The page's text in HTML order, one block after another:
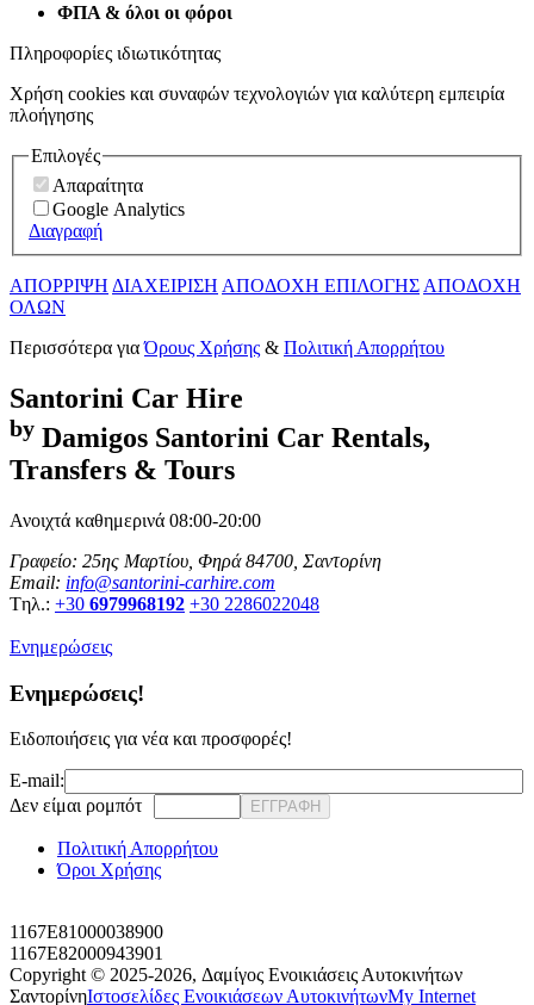
ΦΠΑ & όλοι οι φόροι
Πληροφορίες ιδιωτικότητας
Χρήση cookies και συναφών τεχνολογιών για καλύτερη εμπειρία
πλοήγησης
Επιλογές
Απαραίτητα
Google Analytics
Διαγραφή
ΑΠΟΡΡΙΨΗ ΔΙΑΧΕΙΡΙΣΗ ΑΠΟΔΟΧΗ ΕΠΙΛΟΓΗΣ ΑΠΟΔΟΧΗ
ΟΛΩΝ
Περισσότερα γιαΌρους Χρήσης & Πολιτική Απορρήτου
Santorini Car Hire
by Damigos Santorini Car Rentals,
Transfers & Tours
Ανοιχτά καθημερινά 08:00-20:00
Γραφείο: 25ης Μαρτίου, Φηρά 84700, Σαντορίνη
Email: info@santorini-carhire.com
Tηλ.: +30 6979968192 +30 2286022048
Ενημερώσεις
Ενημερώσεις!
Ειδοποιήσεις για νέα και προσφορές!
E-mail:
Δεν είμαι ρομπότ
ΕΓΓΡΑΦΗ
Πολιτική Απορρήτου
Όροι Χρήσης
1167E81000038900
1167E82000943901
Copyright © 2025-2026, Δαμίγος Ενοικιάσεις Αυτοκινήτων
ΣαντορίνηΙστοσελίδες Ενοικιάσεων ΑυτοκινήτωνMy Internet